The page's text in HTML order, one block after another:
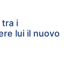
tra i
lui il nuovo